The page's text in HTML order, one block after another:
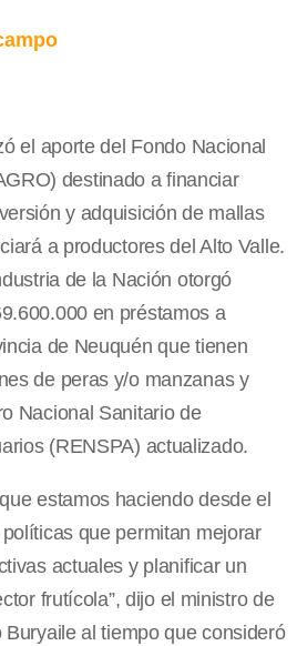
el aporte del Fondo Nacional
destinado a financiar
y adquisición de mallas
a productores del Alto Valle.
de la Nación otorgó
en préstamos a
de Neuquén que tienen
de peras y/o manzanas y
Nacional Sanitario de
(RENSPA) actualizado.
estamos haciendo desde el
que permitan mejorar
actuales y planificar un
frutícola”, dijo el ministro de
al tiempo que consideró